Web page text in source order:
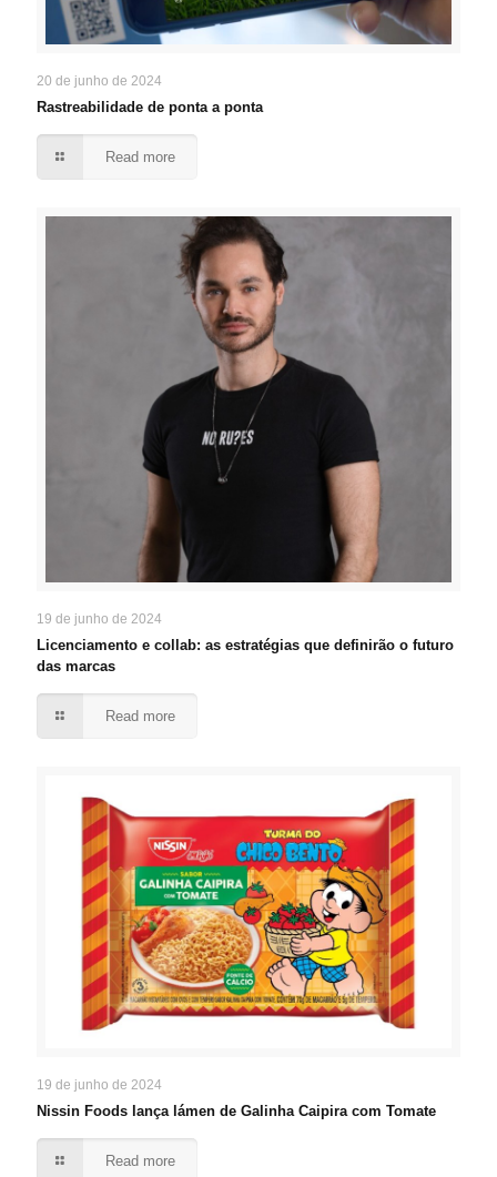
20 de junho de 2024
Rastreabilidade de ponta a ponta
Read more
19 de junho de 2024
Licenciamento e collab: as estratégias que definirão o futuro
das marcas
Read more
19 de junho de 2024
Nissin Foods lança lámen de Galinha Caipira com Tomate
Read more